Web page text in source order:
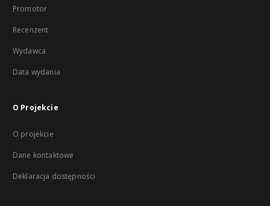
Promotor
Recenzent
Wydawca
Data wydania
O Projekcie
O projekcie
Dane kontaktowe
Deklaracja dostępności